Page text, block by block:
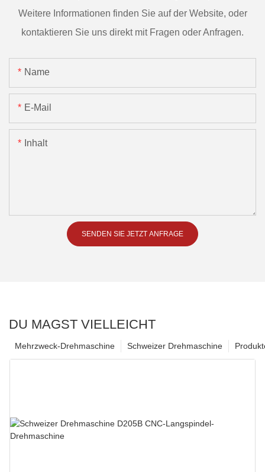
Weitere Informationen finden Sie auf der Website, oder
kontaktieren Sie uns direkt mit Fragen oder Anfragen.
Name
E-Mail
Inhalt
SENDEN SIE JETZT ANFRAGE
DU MAGST VIELLEICHT
Schweizer Drehmaschine
Mehrzweck-Drehmaschine